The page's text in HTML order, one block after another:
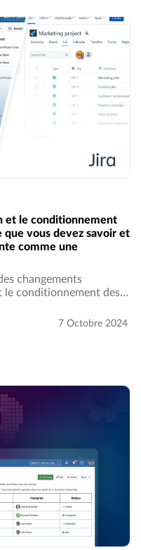
et le conditionnement
que vous devez savoir et
comme une
changements
conditionnement des
7 Octobre 2024